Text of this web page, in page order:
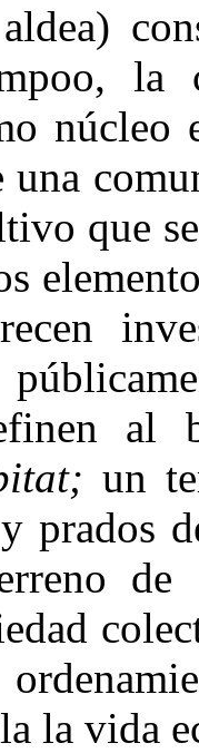
la
núcleo
que
al
un
prados
de
la vida